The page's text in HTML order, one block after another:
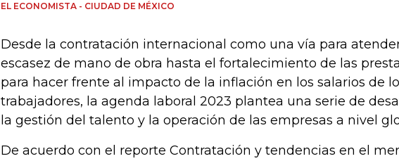
EL ECONOMISTA - CIUDAD DE MÉXICO
Desde la contratación internacional como una vía para
escasez de mano de obra hasta el fortalecimiento de las
para hacer frente al impacto de la inflación en los salarios de
trabajadores, la agenda laboral 2023 plantea una serie de
la gestión del talento y la operación de las empresas a nivel
De acuerdo con el reporte Contratación y tendencias en el